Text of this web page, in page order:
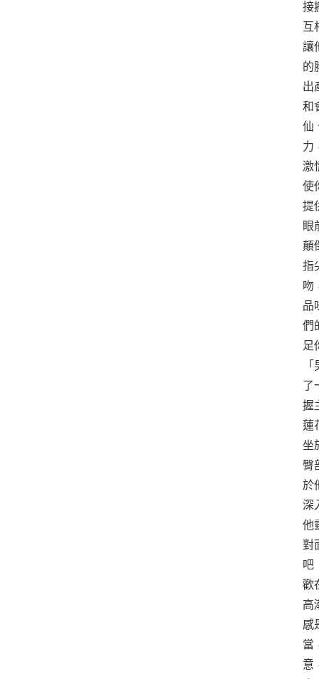
接
互
讓
的
出
和
仙
力
激
使
提
眼
顛
指
吻
品
們
足
了
握
蓮
坐
臀
於
深
他
對
吧
歡
高
感
當
意